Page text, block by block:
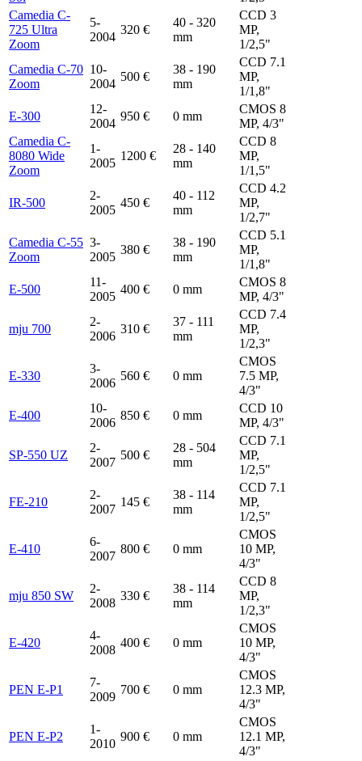
Camedia C-
725 Ultra
Zoom
5-
2004
320 €
40 - 320
mm
CCD 3
MP,
1/2,5"
Camedia C-70
Zoom
10-
2004
500 €
38 - 190
mm
CCD 7.1
MP,
1/1,8"
E-300
12-
2004
950 € 0 mm
CMOS 8
MP, 4/3"
Camedia C-
8080 Wide
Zoom
1-
2005
1200 €
28 - 140
mm
CCD 8
MP,
1/1,5"
IR-500
2-
2005
450 €
40 - 112
mm
CCD 4.2
MP,
1/2,7"
Camedia C-55
Zoom
3-
2005
380 €
38 - 190
mm
CCD 5.1
MP,
1/1,8"
E-500
11-
2005
400 € 0 mm
CMOS 8
MP, 4/3"
mju 700
2-
2006
310 €
37 - 111
mm
CCD 7.4
MP,
1/2,3"
E-330
3-
2006
560 € 0 mm
CMOS
7.5 MP,
4/3"
E-400
10-
2006
850 € 0 mm
CCD 10
MP, 4/3"
SP-550 UZ
2-
2007
500 €
28 - 504
mm
CCD 7.1
MP,
1/2,5"
FE-210
2-
2007
145 €
38 - 114
mm
CCD 7.1
MP,
1/2,5"
E-410
6-
2007
800 € 0 mm
CMOS
10 MP,
4/3"
mju 850 SW
2-
2008
330 €
38 - 114
mm
CCD 8
MP,
1/2,3"
E-420
4-
2008
400 € 0 mm
CMOS
10 MP,
4/3"
PEN E-P1
7-
2009
700 € 0 mm
CMOS
12.3 MP,
4/3"
PEN E-P2
1-
2010
900 € 0 mm
CMOS
12.1 MP,
4/3"